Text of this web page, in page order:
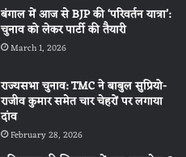
बंगाल में आज से BJP की ‘परिवर्तन यात्रा’:
चुनाव को लेकर पार्टी की तैयारी
March 1, 2026
राज्यसभा चुनाव: TMC ने बाबुल सुप्रियो-
राजीव कुमार समेत चार चेहरों पर लगाया
दांव
February 28, 2026